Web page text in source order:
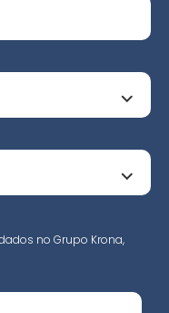
no Grupo Krona,